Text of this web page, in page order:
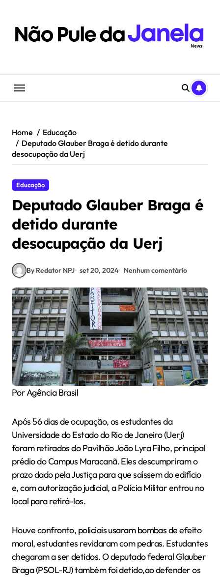
content
Home
Educação
Deputado Glauber Braga é detido durante
desocupação da Uerj
Educação
Deputado Glauber Braga é
detido durante
desocupação da Uerj
By Redator NPJ set 20, 2024 Nenhum comentário
Por Agência Brasil
Após 56 dias de ocupação, os estudantes da
Universidade do Estado do Rio de Janeiro (Uerj)
foram retirados do Pavilhão João Lyra Filho, principal
prédio do Campus Maracanã. Eles descumpriram o
prazo dado pela Justiça para que saíssem do edifício
e, com autorização judicial, a Polícia Militar entrou no
local para retirá-los.
Houve confronto, policiais usaram bombas de efeito
moral, estudantes revidaram com pedras. Estudantes
chegaram a ser detidos. O deputado federal Glauber
Braga (PSOL-RJ) também foi detido,ao defender os